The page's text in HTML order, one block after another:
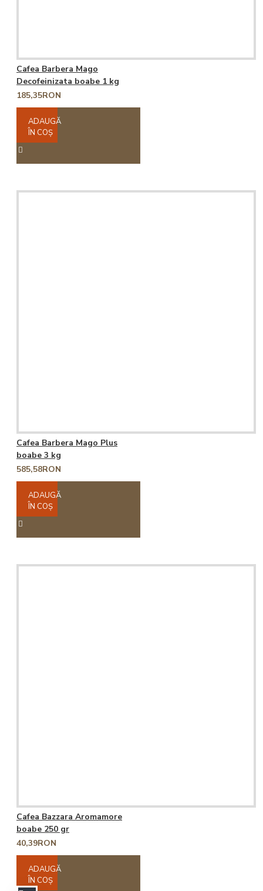
Cafea Barbera Mago
Decofeinizata boabe 1 kg
185,35RON
ADAUGĂ
ÎN COŞ
Cafea Barbera Mago Plus
boabe 3 kg
585,58RON
ADAUGĂ
ÎN COŞ
Cafea Bazzara Aromamore
boabe 250 gr
40,39RON
ADAUGĂ
ÎN COŞ